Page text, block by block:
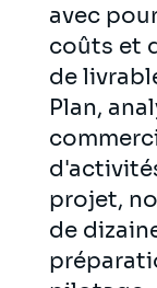
avec
coûts et
de
Plan,
projet,
de